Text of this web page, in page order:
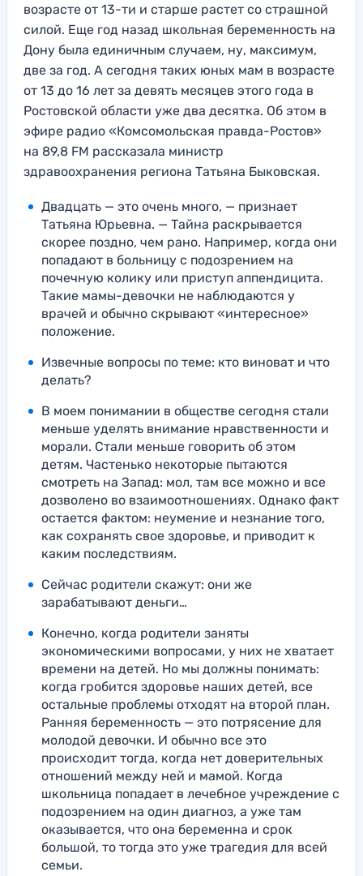
возрасте от 13-ти и старше растет со страшной
силой. Еще год назад школьная беременность на
Дону была единичным случаем, ну, максимум,
две за год. А сегодня таких юных мам в возрасте
от 13 до 16 лет за девять месяцев этого года в
Ростовской области уже два десятка. Об этом в
эфире радио «Комсомольская правда-Ростов»
на 89,8 FM рассказала министр
здравоохранения региона Татьяна Быковская.
Двадцать — это очень много, — признает
Татьяна Юрьевна. — Тайна раскрывается
скорее поздно, чем рано. Например, когда они
попадают в больницу с подозрением на
почечную колику или приступ аппендицита.
Такие мамы-девочки не наблюдаются у
врачей и обычно скрывают «интересное»
положение.
Извечные вопросы по теме: кто виноват и что
делать?
В моем понимании в обществе сегодня стали
меньше уделять внимание нравственности и
морали. Стали меньше говорить об этом
детям. Частенько некоторые пытаются
смотреть на Запад: мол, там все можно и все
дозволено во взаимоотношениях. Однако факт
остается фактом: неумение и незнание того,
как сохранять свое здоровье, и приводит к
каким последствиям.
Сейчас родители скажут: они же
зарабатывают деньги…
Конечно, когда родители заняты
экономическими вопросами, у них не хватает
времени на детей. Но мы должны понимать:
когда гробится здоровье наших детей, все
остальные проблемы отходят на второй план.
Ранняя беременность — это потрясение для
молодой девочки. И обычно все это
происходит тогда, когда нет доверительных
отношений между ней и мамой. Когда
школьница попадает в лечебное учреждение с
подозрением на один диагноз, а уже там
оказывается, что она беременна и срок
большой, то тогда это уже трагедия для всей
семьи.